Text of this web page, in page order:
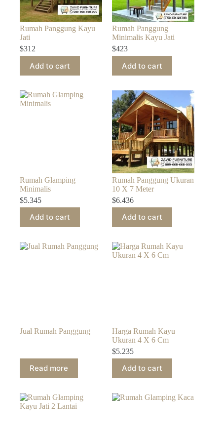
Rumah Panggung Kayu
Jati
$312
Add to cart
Rumah Panggung
Minimalis Kayu Jati
$423
Add to cart
Rumah Glamping
Minimalis
$5.345
Add to cart
Rumah Panggung Ukuran
10 X 7 Meter
$6.436
Add to cart
Jual Rumah Panggung
Read more
Harga Rumah Kayu
Ukuran 4 X 6 Cm
$5.235
Add to cart